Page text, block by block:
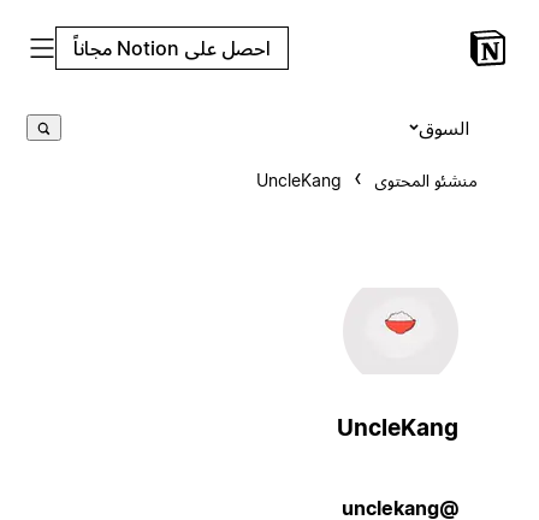
احصل على Notion مجاناً
منشئو المحتوى UncleKang
UncleKang